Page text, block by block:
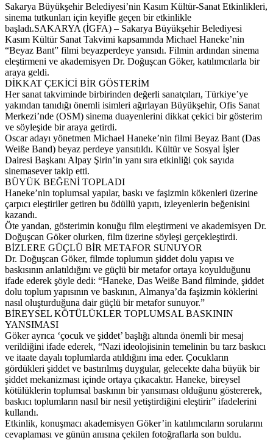
Sakarya Büyükşehir Belediyesi’nin Kasım Kültür-Sanat Etkinlikleri,
sinema tutkunları için keyifle geçen bir etkinlikle
başladı.SAKARYA (İGFA) – Sakarya Büyükşehir Belediyesi
Kasım Kültür Sanat Takvimi kapsamında Michael Haneke’nin
“Beyaz Bant” filmi beyazperdeye yansıdı. Filmin ardından sinema
eleştirmeni ve akademisyen Dr. Doğuşcan Göker, katılımcılarla bir
araya geldi.
DİKKAT ÇEKİCİ BİR GÖSTERİM
Her sanat takviminde birbirinden değerli sanatçıları, Türkiye’ye
yakından tanıdığı önemli isimleri ağırlayan Büyükşehir, Ofis Sanat
Merkezi’nde (OSM) sinema duayenlerini dikkat çekici bir gösterim
ve söyleşide bir araya getirdi.
Oscar adayı yönetmen Michael Haneke’nin filmi Beyaz Bant (Das
Weiße Band) beyaz perdeye yansıtıldı. Kültür ve Sosyal İşler
Dairesi Başkanı Alpay Şirin’in yanı sıra etkinliği çok sayıda
sinemasever takip etti.
BÜYÜK BEĞENİ TOPLADI
Haneke’nin toplumsal yapılar, baskı ve faşizmin kökenleri üzerine
çarpıcı eleştiriler getiren bu ödüllü yapıtı, izleyenlerin beğenisini
kazandı.
Öte yandan, gösterimin konuğu film eleştirmeni ve akademisyen Dr.
Doğuşcan Göker olurken, film üzerine söyleşi gerçekleştirdi.
BİZLERE GÜÇLÜ BİR METAFOR SUNUYOR
Dr. Doğuşcan Göker, filmde toplumun şiddet dolu yapısı ve
baskısının anlatıldığını ve güçlü bir metafor ortaya koyulduğunu
ifade ederek şöyle dedi: “Haneke, Das Weiße Band filminde, şiddet
dolu toplum yapısının ve baskının, Almanya’da faşizmin köklerini
nasıl oluşturduğuna dair güçlü bir metafor sunuyor.”
BİREYSEL KÖTÜLÜKLER TOPLUMSAL BASKININ
YANSIMASI
Göker ayrıca ‘çocuk ve şiddet’ başlığı altında önemli bir mesaj
verildiğini ifade ederek, “Nazi ideolojisinin temelinin bu tarz baskıcı
ve itaate dayalı toplumlarda atıldığını ima eder. Çocukların
gördükleri şiddet ve bastırılmış duygular, gelecekte daha büyük bir
şiddet mekanizması içinde ortaya çıkacaktır. Haneke, bireysel
kötülüklerin toplumsal baskının bir yansıması olduğunu göstererek,
baskıcı toplumların nasıl bir nesil yetiştirdiğini eleştirir” ifadelerini
kullandı.
Etkinlik, konuşmacı akademisyen Göker’in katılımcıların sorularını
cevaplaması ve günün anısına çekilen fotoğraflarla son buldu.